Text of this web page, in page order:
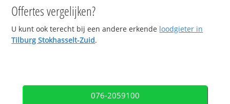
Offertes vergelijken?
U kunt ook terecht bij een andere erkende loodgieter in
Tilburg Stokhasselt-Zuid.
076-2059100